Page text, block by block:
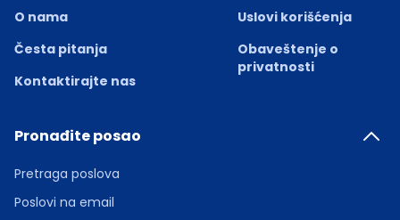
O nama
Česta pitanja
Kontaktirajte nas
Uslovi korišćenja
Obaveštenje o
privatnosti
Pronađite posao
Pretraga poslova
Poslovi na email